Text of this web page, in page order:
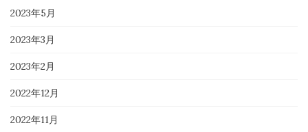
2023年5月
2023年3月
2023年2月
2022年12月
2022年11月